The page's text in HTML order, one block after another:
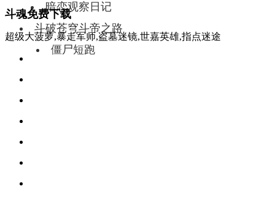
暗恋观察日记
斗破苍穹斗帝之路
僵尸短跑
斗魂免费下载
超级大菠萝,暴走军师,盗墓迷镜,世嘉英雄,指点迷途